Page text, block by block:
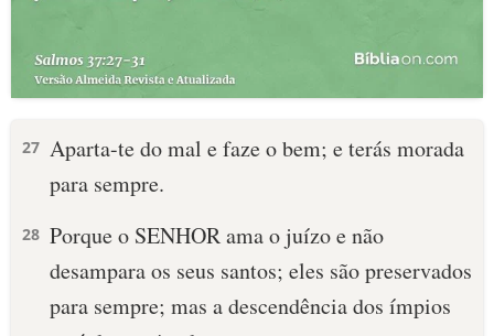
27 Aparta-te do mal e faze o bem; e terás morada
para sempre.
28 Porque o SENHOR ama o juízo e não
desampara os seus santos; eles são preservados
para sempre; mas a descendência dos ímpios